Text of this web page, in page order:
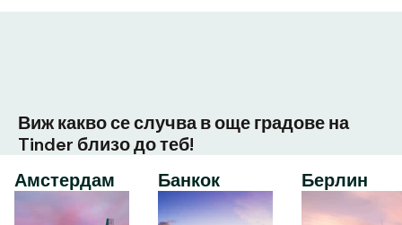
Виж какво се случва в още градове на
Tinder близо до теб!
Амстердам
Банкок Берлин